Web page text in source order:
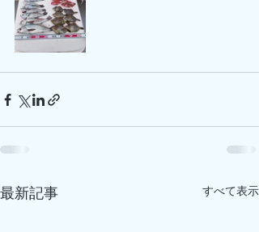
最新記事 すべて表示